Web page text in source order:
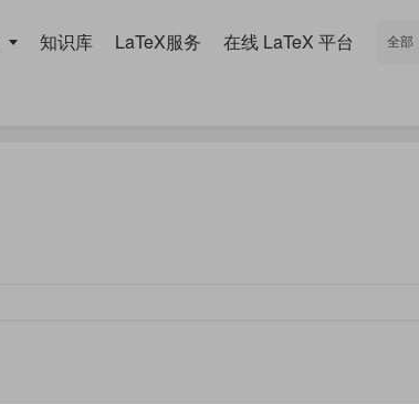
知识库 LaTeX服务 在线 LaTeX 平台